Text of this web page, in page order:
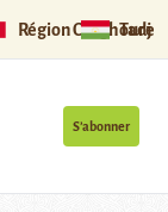
Région Ouïghoure
S’abonner